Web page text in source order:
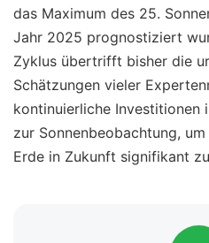
das Maximum des 25.
Jahr 2025 prognostiziert
Zyklus übertrifft bisher die
Schätzungen vieler
kontinuierliche Investitionen
zur Sonnenbeobachtung,
Erde in Zukunft signifikant